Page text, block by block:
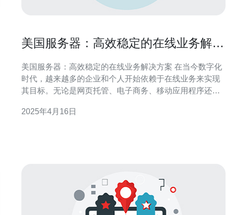
美国服务器：高效稳定的在线业务解决
美国服务器：高效稳定的在线业务解决方案 在当今数字化
时代，越来越多的企业和个人开始依赖于在线业务来实现
其目标。无论是网页托管、电子商务、移动应用程序还是
键。作为全球技术领先的国家之一，美国服务器提供了出
2025年4月16日